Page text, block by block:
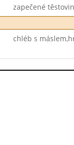
zapečené
chléb s